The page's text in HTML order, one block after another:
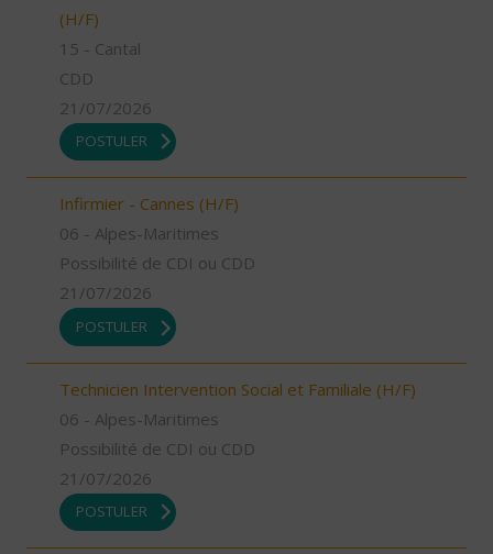
(H/F)
15 - Cantal
CDD
21/07/2026
POSTULER
Infirmier - Cannes (H/F)
06 - Alpes-Maritimes
Possibilité de CDI ou CDD
21/07/2026
POSTULER
Technicien Intervention Social et Familiale (H/F)
06 - Alpes-Maritimes
Possibilité de CDI ou CDD
21/07/2026
POSTULER